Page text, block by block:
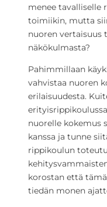
menee tavalliselle
toimiikin, mutta
nuoren vertaisuus
näkökulmasta?
Pahimmillaan
vahvistaa nuoren
erilaisuudesta.
nuorelle kokemus
kanssa ja tunne
rippikoulun
korostan että
tiedän monen